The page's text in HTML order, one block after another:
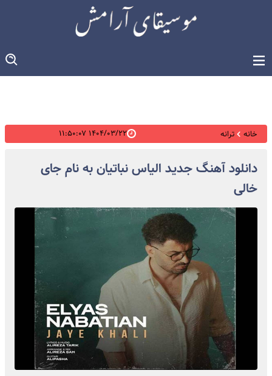
خانه ترانه ۱۴۰۴/۰۳/۲۲ ۱۱:۵۰:۰۷
دانلود آهنگ جدید الیاس نباتیان به نام جای
خالی